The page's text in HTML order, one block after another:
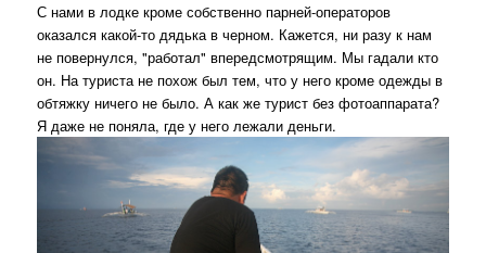
С нами в лодке кроме собственно парней-операторов
оказался какой-то дядька в черном. Кажется, ни разу к нам
не повернулся, "работал" впередсмотрящим. Мы гадали кто
он. На туриста не похож был тем, что у него кроме одежды в
обтяжку ничего не было. А как же турист без фотоаппарата?
Я даже не поняла, где у него лежали деньги.